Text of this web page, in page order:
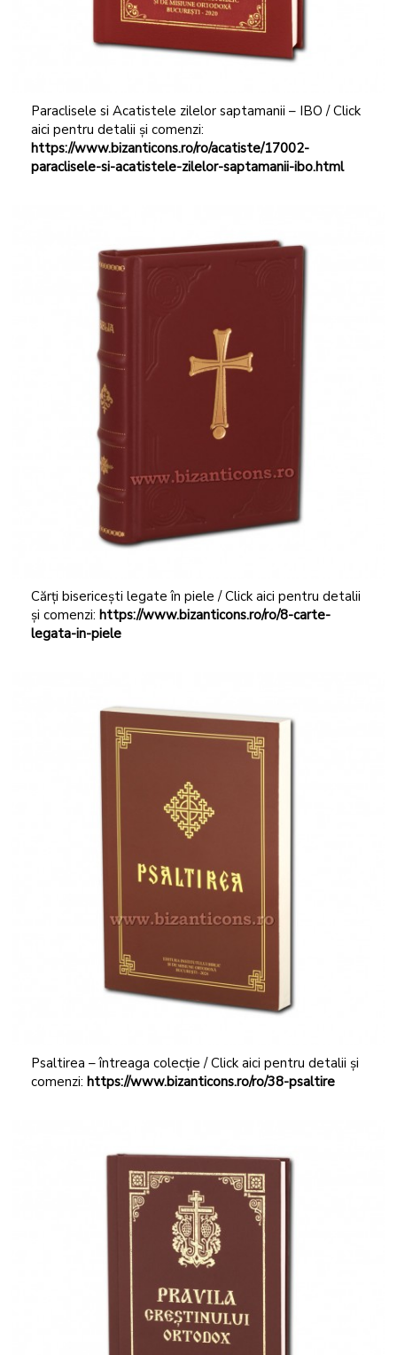
Paraclisele si Acatistele zilelor saptamanii – IBO / Click
aici pentru detalii și comenzi:
https://www.bizanticons.ro/ro/acatiste/17002-
paraclisele-si-acatistele-zilelor-saptamanii-ibo.html
Cărți bisericești legate în piele / Click aici pentru detalii
și comenzi: https://www.bizanticons.ro/ro/8-carte-
legata-in-piele
Psaltirea – întreaga colecție / Click aici pentru detalii și
comenzi: https://www.bizanticons.ro/ro/38-psaltire